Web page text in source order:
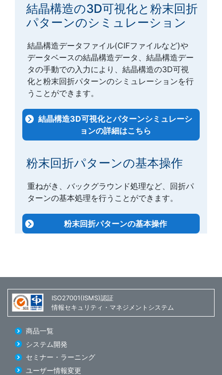
結晶構造の3D可視化と粉末回折
パターンのシミュレーション
結晶構造データファイル(CIFファイルなど)や
データベースの結晶構造データ、結晶構造デー
タの手動での入力により、結晶構造の3D可視
化と粉末回折パターンのシミュレーションを行
うことができます。
結晶構造3D可視化とパターンシミュレーシ
ョンの詳細はこちら
粉末回折パターンの基本操作
重ねがき、バックグラウンド処理など、回折パ
ターンの基本処理を行うことができます。
粉末回折パターンの基本操作
ISO27001(ISMS)認証
情報セキュリティ・マネジメントシステム
商品一覧
システム開発
セミナー・ラーニング
ユーザー情報変更